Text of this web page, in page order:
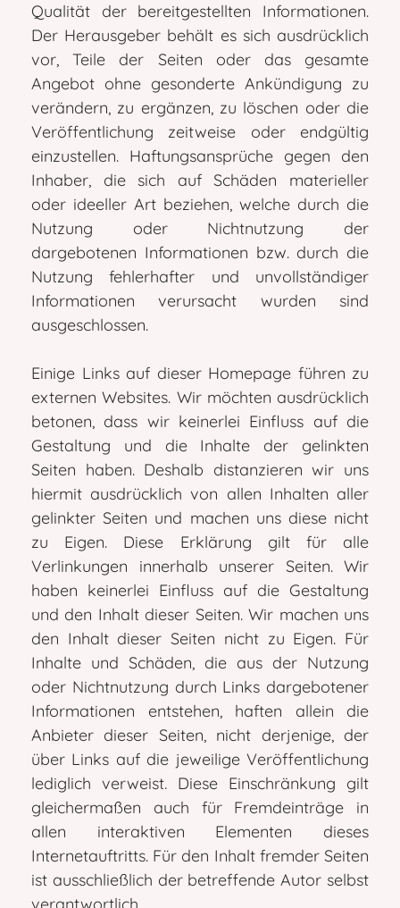
Qualität der bereitgestellten Informationen.
Der Herausgeber behält es sich ausdrücklich
vor, Teile der Seiten oder das gesamte
Angebot ohne gesonderte Ankündigung zu
verändern, zu ergänzen, zu löschen oder die
Veröffentlichung zeitweise oder endgültig
einzustellen. Haftungsansprüche gegen den
Inhaber, die sich auf Schäden materieller
oder ideeller Art beziehen, welche durch die
Nutzung oder Nichtnutzung der
dargebotenen Informationen bzw. durch die
Nutzung fehlerhafter und unvollständiger
Informationen verursacht wurden sind
ausgeschlossen.
Einige Links auf dieser Homepage führen zu
externen Websites. Wir möchten ausdrücklich
betonen, dass wir keinerlei Einfluss auf die
Gestaltung und die Inhalte der gelinkten
Seiten haben. Deshalb distanzieren wir uns
hiermit ausdrücklich von allen Inhalten aller
gelinkter Seiten und machen uns diese nicht
zu Eigen. Diese Erklärung gilt für alle
Verlinkungen innerhalb unserer Seiten. Wir
haben keinerlei Einfluss auf die Gestaltung
und den Inhalt dieser Seiten. Wir machen uns
den Inhalt dieser Seiten nicht zu Eigen. Für
Inhalte und Schäden, die aus der Nutzung
oder Nichtnutzung durch Links dargebotener
Informationen entstehen, haften allein die
Anbieter dieser Seiten, nicht derjenige, der
über Links auf die jeweilige Veröffentlichung
lediglich verweist. Diese Einschränkung gilt
gleichermaßen auch für Fremdeinträge in
allen interaktiven Elementen dieses
Internetauftritts. Für den Inhalt fremder Seiten
ist ausschließlich der betreffende Autor selbst